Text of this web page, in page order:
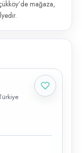
mağaza,